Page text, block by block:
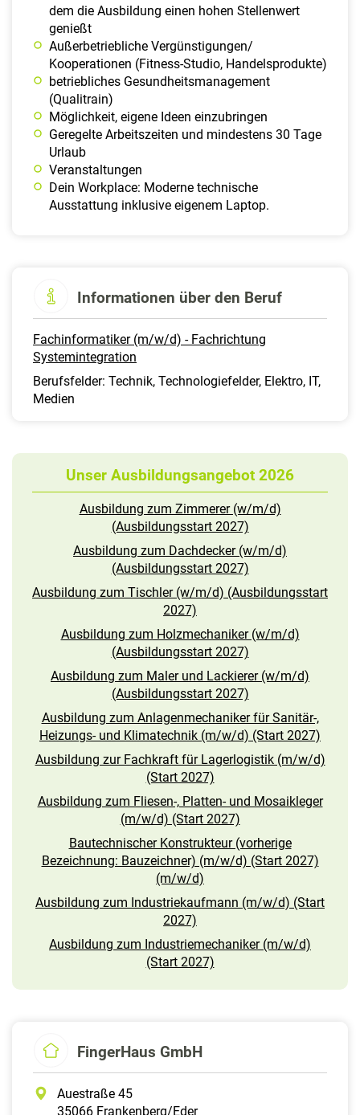
dem die Ausbildung einen hohen Stellenwert
genießt
Außerbetriebliche Vergünstigungen/
Kooperationen (Fitness-Studio, Handelsprodukte)
betriebliches Gesundheitsmanagement
(Qualitrain)
Möglichkeit, eigene Ideen einzubringen
Geregelte Arbeitszeiten und mindestens 30 Tage
Urlaub
Veranstaltungen
Dein Workplace: Moderne technische
Ausstattung inklusive eigenem Laptop.
Informationen über den Beruf
Fachinformatiker (m/w/d) - Fachrichtung
Systemintegration
Berufsfelder: Technik, Technologiefelder, Elektro, IT,
Medien
Unser Ausbildungsangebot 2026
Ausbildung zum Zimmerer (w/m/d)
(Ausbildungsstart 2027)
Ausbildung zum Dachdecker (w/m/d)
(Ausbildungsstart 2027)
Ausbildung zum Tischler (w/m/d) (Ausbildungsstart
2027)
Ausbildung zum Holzmechaniker (w/m/d)
(Ausbildungsstart 2027)
Ausbildung zum Maler und Lackierer (w/m/d)
(Ausbildungsstart 2027)
Ausbildung zum Anlagenmechaniker für Sanitär-,
Heizungs- und Klimatechnik (m/w/d) (Start 2027)
Ausbildung zur Fachkraft für Lagerlogistik (m/w/d)
(Start 2027)
Ausbildung zum Fliesen-, Platten- und Mosaikleger
(m/w/d) (Start 2027)
Bautechnischer Konstrukteur (vorherige
Bezeichnung: Bauzeichner) (m/w/d) (Start 2027)
(m/w/d)
Ausbildung zum Industriekaufmann (m/w/d) (Start
2027)
Ausbildung zum Industriemechaniker (m/w/d)
(Start 2027)
FingerHaus GmbH
Auestraße 45
35066 Frankenberg/Eder